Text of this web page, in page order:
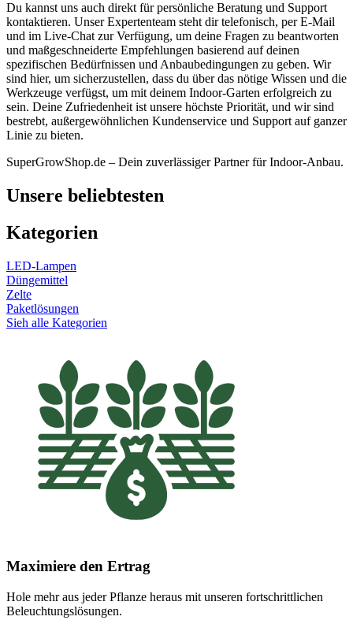
Du kannst uns auch direkt für persönliche Beratung und Support
kontaktieren. Unser Expertenteam steht dir telefonisch, per E-Mail
und im Live-Chat zur Verfügung, um deine Fragen zu beantworten
und maßgeschneiderte Empfehlungen basierend auf deinen
spezifischen Bedürfnissen und Anbaubedingungen zu geben. Wir
sind hier, um sicherzustellen, dass du über das nötige Wissen und die
Werkzeuge verfügst, um mit deinem Indoor-Garten erfolgreich zu
sein. Deine Zufriedenheit ist unsere höchste Priorität, und wir sind
bestrebt, außergewöhnlichen Kundenservice und Support auf ganzer
Linie zu bieten.
SuperGrowShop.de – Dein zuverlässiger Partner für Indoor-Anbau.
Unsere beliebtesten
Kategorien
LED-Lampen
Düngemittel
Zelte
Paketlösungen
Sieh alle Kategorien
Maximiere den Ertrag
Hole mehr aus jeder Pflanze heraus mit unseren fortschrittlichen
Beleuchtungslösungen.